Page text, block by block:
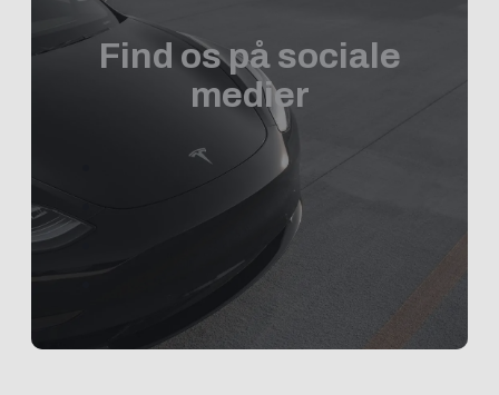
Find os på sociale
medier